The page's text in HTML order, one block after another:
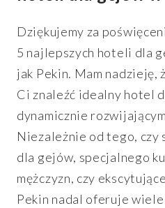
Dziękujemy za
5 najlepszych hoteli dla
jak Pekin. Mam nadzieję,
Ci znaleźć idealny hotel
dynamicznie
Niezależnie od tego, czy
dla gejów, specjalnego
mężczyzn, czy
Pekin nadal oferuje